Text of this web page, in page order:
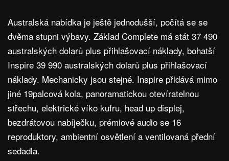
Australská nabídka je ještě jednodušší, počítá se se
dvěma stupni výbavy. Základ Complete má stát 37 490
australských dolarů plus přihlašovací náklady, bohatší
Inspire 39 990 australských dolarů plus přihlašovací
náklady. Mechanicky jsou stejné. Inspire přidává mimo
jiné 19palcová kola, panoramatickou otevíratelnou
střechu, elektrické víko kufru, head up displej,
bezdrátovou nabíječku, prémiové audio se 16
reproduktory, ambientní osvětlení a ventilovaná přední
sedadla.